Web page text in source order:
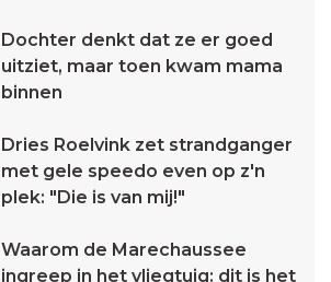
Dochter denkt dat ze er goed
uitziet, maar toen kwam mama
binnen
Dries Roelvink zet strandganger
met gele speedo even op z'n
plek: "Die is van mij!"
Waarom de Marechaussee
ingreep in het vliegtuig: dit is het